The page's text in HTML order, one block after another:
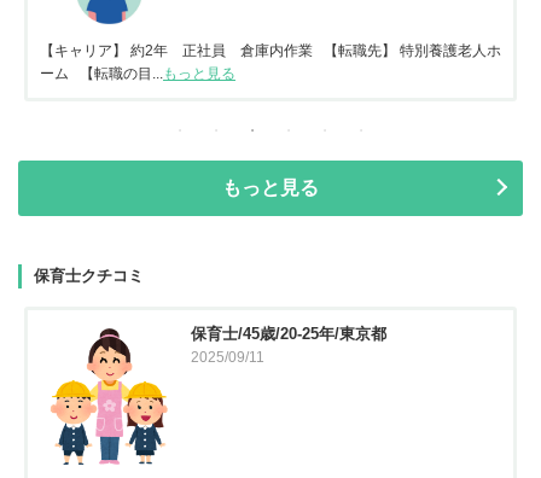
【キャリア】 約2年 正社員 倉庫内作業 【転職先】 特別養護老人ホ
ーム 【転職の目...もっと見る
もっと見る
保育士クチコミ
保育士/45歳/20-25年/東京都
2025/09/11